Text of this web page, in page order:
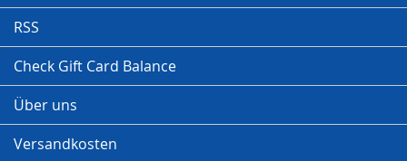
RSS
Check Gift Card Balance
Über uns
Versandkosten